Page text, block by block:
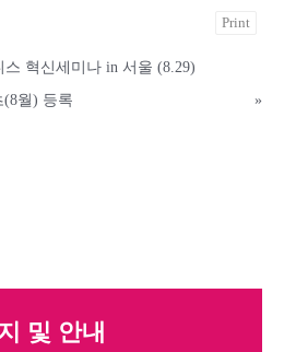
Print
혁신세미나 in 서울 (8.29)
월) 등록
»
및 안내